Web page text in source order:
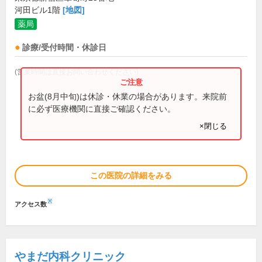
河田ビル1階 [地図]
薬局
診療/受付時間・休診日
(営業時間は直接お問い合わせください)
お盆(8月中旬)は休診・休業の場合があります。来院前
に必ず医療機関に直接ご確認ください。
×閉じる
この医院の詳細をみる
アクセス数※
やまだ内科クリニック